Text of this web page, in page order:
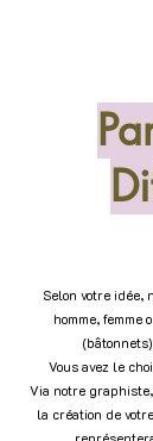
Selon votre idée,
homme, femme
Vous avez le
Via notre
la création de